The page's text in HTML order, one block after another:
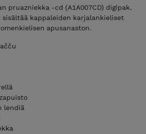
pruazniekka -cd (A1A007CD) digipak.
kappaleiden karjalankieliset
apusanaston.
lendiä